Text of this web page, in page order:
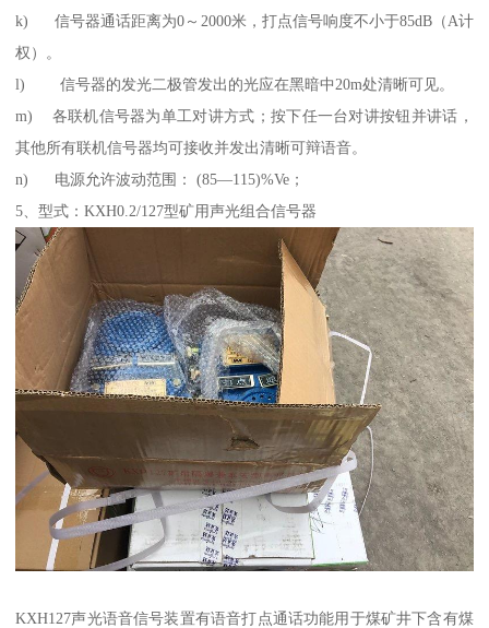
k) 信号器通话距离为0～2000米，打点信号响度不小于85dB（A计
权）。
l) 信号器的发光二极管发出的光应在黑暗中20m处清晰可见。
m) 各联机信号器为单工对讲方式；按下任一台对讲按钮并讲话，
其他所有联机信号器均可接收并发出清晰可辩语音。
n) 电源允许波动范围： (85—115)%Ve；
5、型式：KXH0.2/127型矿用声光组合信号器
KXH127声光语音信号装置有语音打点通话功能用于煤矿井下含有煤